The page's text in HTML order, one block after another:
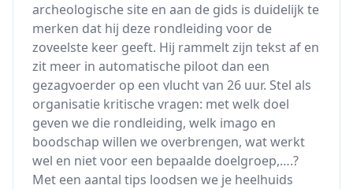
archeologische site en aan de gids is duidelijk te
merken dat hij deze rondleiding voor de
zoveelste keer geeft. Hij rammelt zijn tekst af en
zit meer in automatische piloot dan een
gezagvoerder op een vlucht van 26 uur. Stel als
organisatie kritische vragen: met welk doel
geven we die rondleiding, welk imago en
boodschap willen we overbrengen, wat werkt
wel en niet voor een bepaalde doelgroep,….?
Met een aantal tips loodsen we je heelhuids